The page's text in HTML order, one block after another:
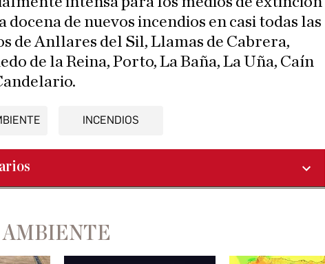
docena de nuevos incendios en casi todas las
de Anllares del Sil, Llamas de Cabrera,
de la Reina, Porto, La Baña, La Uña, Caín
INCENDIOS
AMBIENTE